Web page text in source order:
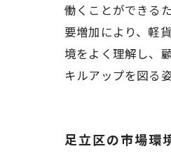
働くことができる
要増加により、軽
境をよく理解し、
キルアップを図る
足立区の市場環